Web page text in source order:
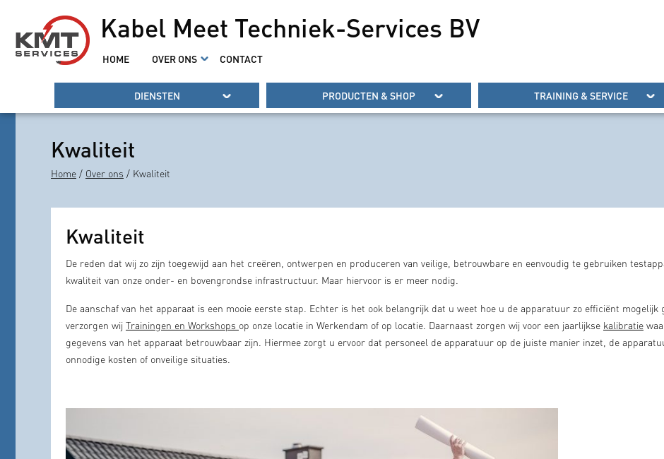
Kabel Meet Techniek-Services BV
HOME OVER ONS CONTACT
DIENSTEN PRODUCTEN & SHOP TRAINING & SERVICE
Kwaliteit
Home / Over ons / Kwaliteit
Kwaliteit
De reden dat wij zo zijn toegewijd aan het creëren, ontwerpen en produceren van veilige, betrouwbare en eenvoudig te gebruiken
kwaliteit van onze onder- en bovengrondse infrastructuur. Maar hiervoor is er meer nodig.
De aanschaf van het apparaat is een mooie eerste stap. Echter is het ook belangrijk dat u weet hoe u de apparatuur zo efficiënt
verzorgen wij
Trainingen en Workshops op onze locatie in Werkendam of op locatie. Daarnaast zorgen wij voor een jaarlijkse kalibratie
gegevens van het apparaat betrouwbaar zijn. Hiermee zorgt u ervoor dat personeel de apparatuur op de juiste manier inzet, de
onnodige kosten of onveilige situaties.